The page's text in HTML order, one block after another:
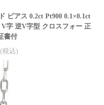
ピアス 0.2ct Pt900 0.1×0.1ct
字 逆V字型 クロスフォー 正
書付
税込)